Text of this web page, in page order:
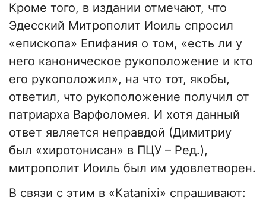
Кроме того, в издании отмечают, что
Эдесский Митрополит Иоиль спросил
«епископа» Епифания о том, «есть ли у
него каноническое рукоположение и кто
его рукоположил», на что тот, якобы,
ответил, что рукоположение получил от
патриарха Варфоломея. И хотя данный
ответ является неправдой (Димитриу
был «хиротонисан» в ПЦУ – Ред.),
митрополит Иоиль был им удовлетворен.
В связи с этим в «Кatanixi» спрашивают: